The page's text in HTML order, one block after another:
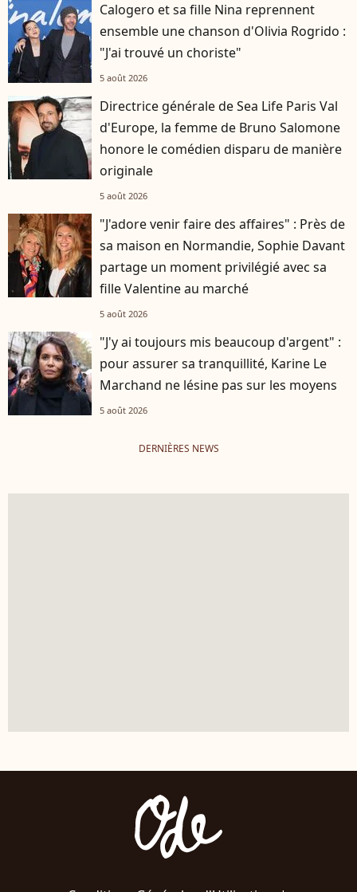
Calogero et sa fille Nina reprennent
ensemble une chanson d'Olivia Rogrido :
"J'ai trouvé un choriste"
5 août 2026
Directrice générale de Sea Life Paris Val
d'Europe, la femme de Bruno Salomone
honore le comédien disparu de manière
originale
5 août 2026
"J'adore venir faire des affaires" : Près de
sa maison en Normandie, Sophie Davant
partage un moment privilégié avec sa
fille Valentine au marché
5 août 2026
"J'y ai toujours mis beaucoup d'argent" :
pour assurer sa tranquillité, Karine Le
Marchand ne lésine pas sur les moyens
5 août 2026
DERNIÈRES NEWS